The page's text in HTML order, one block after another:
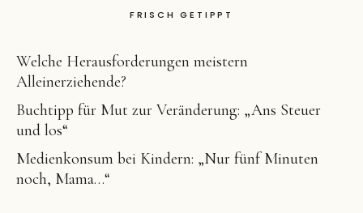
FRISCH GETIPPT
Welche Herausforderungen meistern
Alleinerziehende?
Buchtipp für Mut zur Veränderung: „Ans Steuer
und los“
Medienkonsum bei Kindern: „Nur fünf Minuten
noch, Mama…“